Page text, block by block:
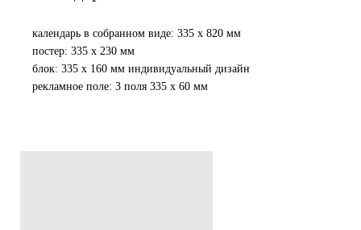
календарь в собранном виде: 335 х 820 мм
постер: 335 х 230 мм
блок: 335 х 160 мм индивидуальный дизайн
рекламное поле: 3 поля 335 х 60 мм